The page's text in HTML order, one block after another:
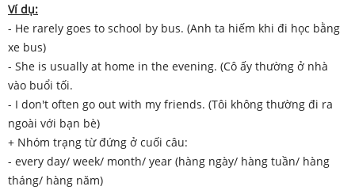
Ví dụ:
- He rarely goes to school by bus. (Anh ta hiếm khi đi học bằng
xe bus)
- She is usually at home in the evening. (Cô ấy thường ở nhà
vào buổi tối.
- I don't often go out with my friends. (Tôi không thường đi ra
ngoài với bạn bè)
+ Nhóm trạng từ đứng ở cuối câu:
- every day/ week/ month/ year (hàng ngày/ hàng tuần/ hàng
tháng/ hàng năm)